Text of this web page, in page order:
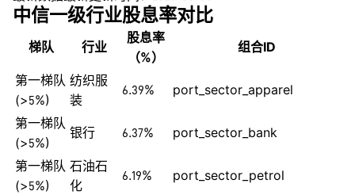
中信一级行业股息率对比
梯队 行业
股息率
（%）
组合ID
第一梯队
(>5%)
纺织服
装
6.39% port_sector_apparel
第一梯队
(>5%)
银行 6.37% port_sector_bank
第一梯队
(>5%)
石油石
化
6.19% port_sector_petrol